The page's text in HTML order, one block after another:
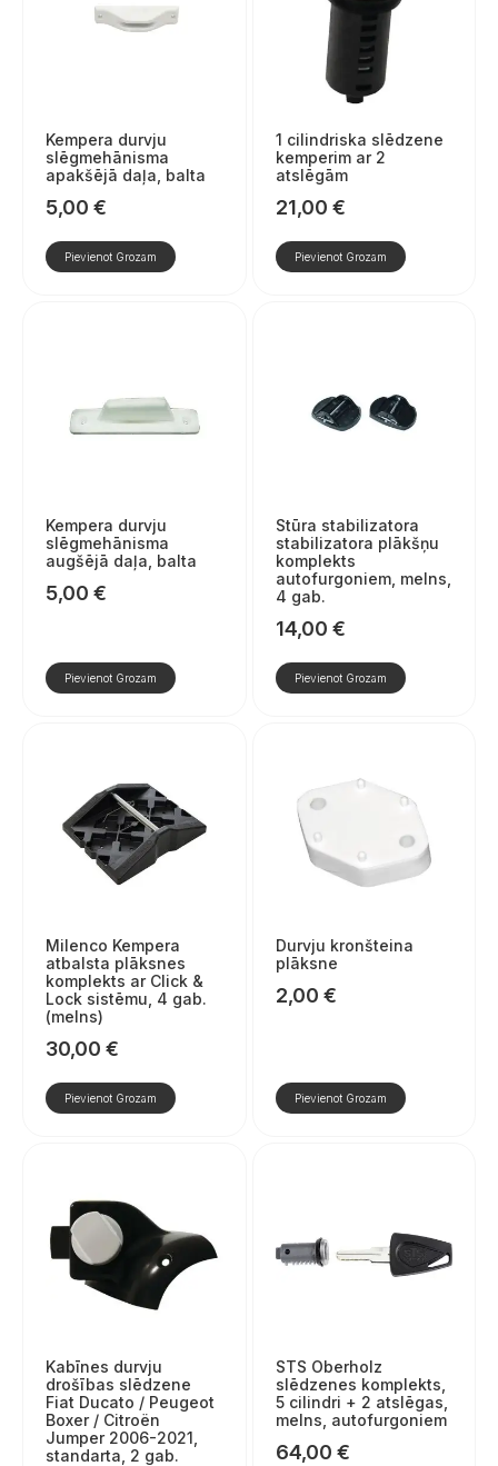
Kempera durvju
slēgmehānisma
apakšējā daļa, balta
5,00 €
Pievienot Grozam
1 cilindriska slēdzene
kemperim ar 2
atslēgām
21,00 €
Pievienot Grozam
Kempera durvju
slēgmehānisma
augšējā daļa, balta
5,00 €
Pievienot Grozam
Stūra stabilizatora
stabilizatora plākšņu
komplekts
autofurgoniem, melns,
4 gab.
14,00 €
Pievienot Grozam
Milenco Kempera
atbalsta plāksnes
komplekts ar Click &
Lock sistēmu, 4 gab.
(melns)
30,00 €
Pievienot Grozam
Durvju kronšteina
plāksne
2,00 €
Pievienot Grozam
Kabīnes durvju
drošības slēdzene
Fiat Ducato / Peugeot
Boxer / Citroën
Jumper 2006-2021,
standarta, 2 gab.
STS Oberholz
slēdzenes komplekts,
5 cilindri + 2 atslēgas,
melns, autofurgoniem
64,00 €